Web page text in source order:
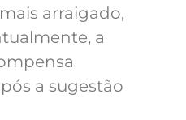
arraigado,
a
a sugestão